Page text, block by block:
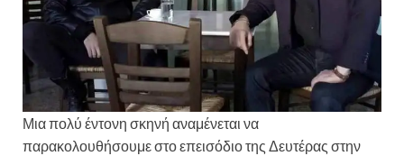
Μια πολύ έντονη σκηνή αναμένεται να
παρακολουθήσουμε στο επεισόδιο της Δευτέρας στην